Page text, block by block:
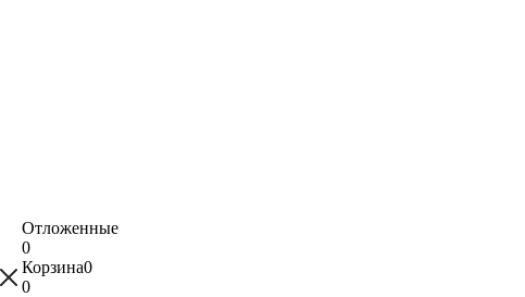
Отложенные
0
Корзина0
0